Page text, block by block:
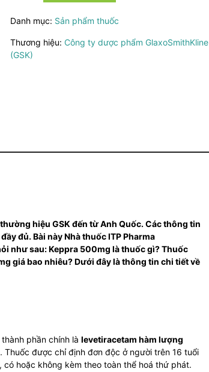
lượng
Danh mục: Sản phẩm thuốc
Thương hiệu: Công ty dược phẩm GlaxoSmithKline
(GSK)
hiệu GSK đến từ Anh Quốc. Các thông tin
đủ. Bài này Nhà thuốc ITP Pharma
như sau: Keppra 500mg là thuốc gì? Thuốc
giá bao nhiêu? Dưới đây là thông tin chi tiết về
phần chính là levetiracetam hàm lượng
được chỉ định đơn độc ở người trên 16 tuổi
hoặc không kèm theo toàn thể hoá thứ phát.